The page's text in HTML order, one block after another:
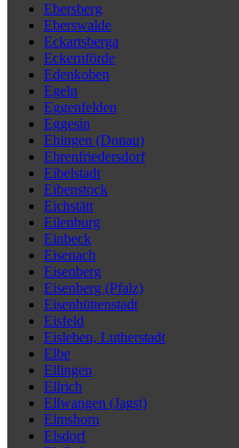
Ebersberg
Eberswalde
Eckartsberga
Eckernförde
Edenkoben
Egeln
Eggenfelden
Eggesin
Ehingen (Donau)
Ehrenfriedersdorf
Eibelstadt
Eibenstock
Eichstätt
Eilenburg
Einbeck
Eisenach
Eisenberg
Eisenberg (Pfalz)
Eisenhüttenstadt
Eisfeld
Eisleben, Lutherstadt
Elbe
Ellingen
Ellrich
Ellwangen (Jagst)
Elmshorn
Elsdorf